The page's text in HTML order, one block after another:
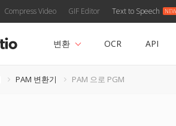
Compress Video GIF Editor Text to Speech
변환 OCR API
PAM 변환기 PAM 으로 PGM